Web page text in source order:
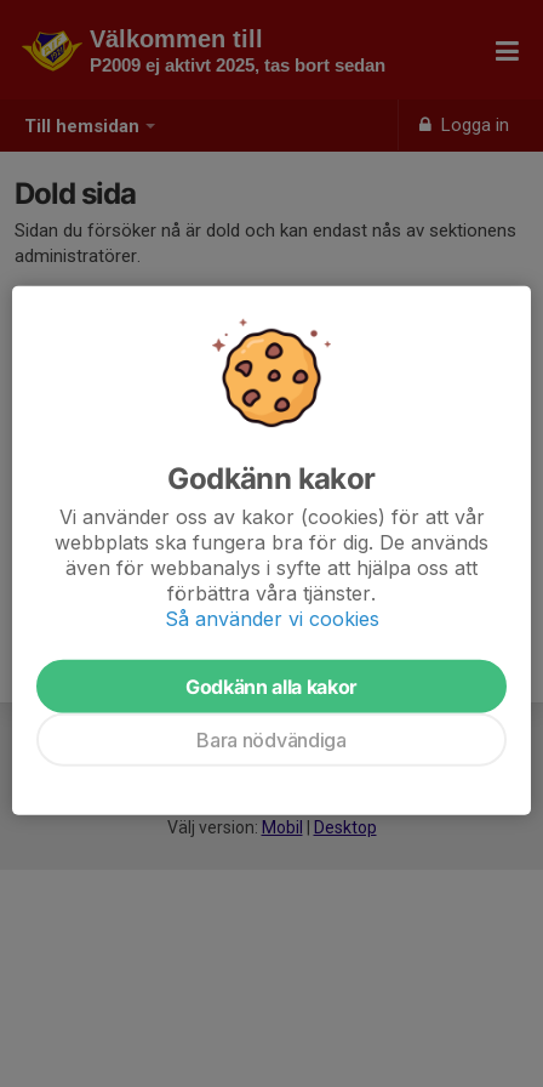
Till hemsidan Logga in
Välkommen till
P2009 ej aktivt 2025, tas bort sedan
Dold sida
Sidan du försöker nå är dold och kan endast nås av sektionens
administratörer.
Välj version: Mobil Desktop
Godkänn kakor
Vi använder oss av kakor (cookies) för att vår
webbplats ska fungera bra för dig. De används
även för webbanalys i syfte att hjälpa oss att
förbättra våra tjänster.
Så använder vi cookies
Godkänn alla kakor
Bara nödvändiga